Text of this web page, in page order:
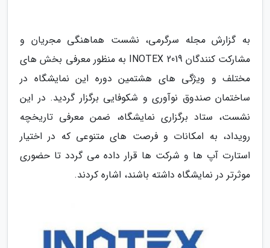
به گزارش مجله سرگرمی، نشست هماهنگی مجریان و
مشارکت کنندگان INOTEX 2019 به منظور معرفی بخش های
مختلف و ویژگی های هشتمین دوره این نمایشگاه در
ساختمان صندوق نوآوری و شکوفایی برگزار گردید. در این
نشست، ستاد برگزاری نمایشگاه، ضمن معرفی تاریخچه
رویداد، به امکانات و فرصت های متنوعی که در اختیار
استارت آپ ها و شرکت ها قرار داده می گردد تا حضوری
موثرتر در نمایشگاه داشته باشند، اشاره کردند.